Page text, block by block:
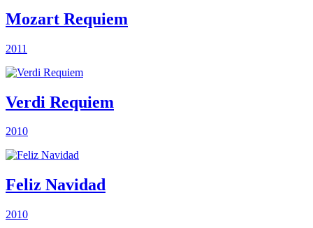
Mozart Requiem
2011
Verdi Requiem
2010
Feliz Navidad
2010